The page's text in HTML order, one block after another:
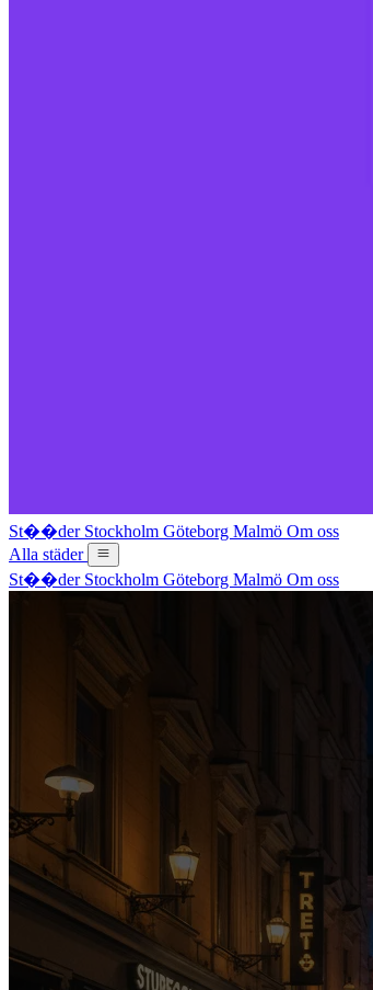
St��der Stockholm Göteborg Malmö Om oss
Alla städer
St��der Stockholm Göteborg Malmö Om oss